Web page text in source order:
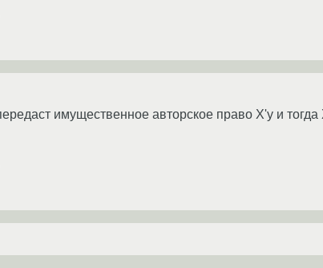
имущественное авторское право X'у и